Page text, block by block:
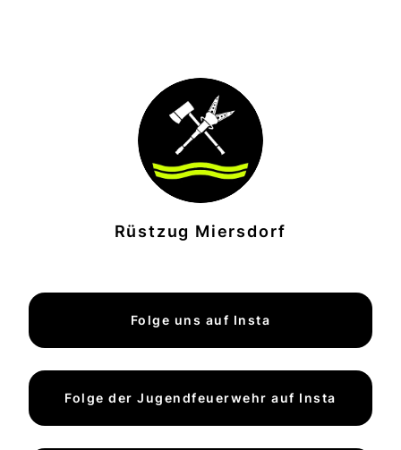
Rüstzug Miersdorf
Folge uns auf Insta
Folge der Jugendfeuerwehr auf Insta